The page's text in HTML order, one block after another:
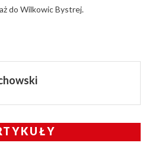
do Wilkowic Bystrej.